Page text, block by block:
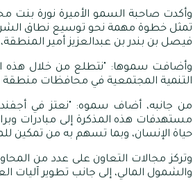
وأكدت صاحبة السمو الأميرة نورة بنت
تمثل خطوة مهمة نحو توسيع نطاق
فيصل بن بندر بن عبدالعزيز أمير
وأضافت سموها: "نتطلع من خلال هذه
التنمية المجتمعية في محافظات منطقة
من جانبه، أضاف سموه: "نعتز في أجفند
مستهدفات هذه المذكرة إلى مبادرات
حياة الإنسان، وبما تسهم به من تمكين
وتركز مجالات التعاون على عدد من
والشمول المالي، إلى جانب تطوير آليات